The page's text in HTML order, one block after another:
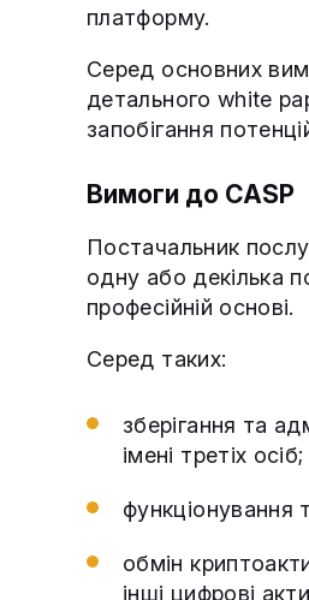
платформу.
Серед основних
детального white
запобігання
Вимоги до CASP
Постачальник
одну або декілька
професійній основі.
Серед таких:
зберігання та
імені третіх осіб;
функціонування
обмін
інші цифрові